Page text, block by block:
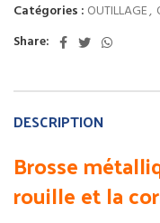
Catégories : OUTILLAGE,
Share:
DESCRIPTION
Brosse
rouille et la